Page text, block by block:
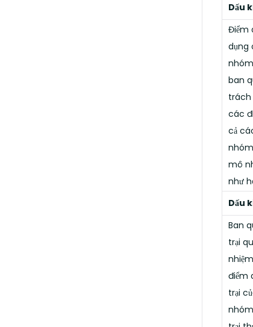
Dấu
Điểm
dụng
ban
trách
các
cả
mô
như
Dấu
Ban
trại
điểm
trại